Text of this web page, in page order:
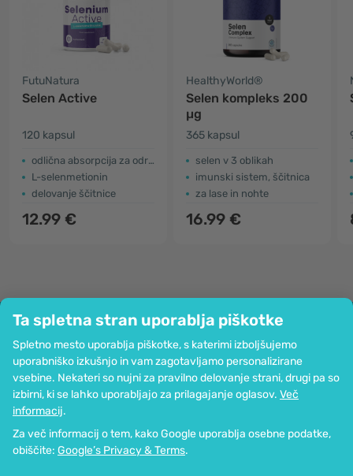
Ta spletna stran uporablja piškotke
Spletno mesto uporablja piškotke, s katerimi izboljšujemo
uporabniško izkušnjo in vam zagotavljamo personalizirane
vsebine. Nekateri so nujni za pravilno delovanje strani, drugi pa so
izbirni, ki se lahko uporabljajo za prilagajanje oglasov. Več
informacij.
Za več informacij o tem, kako Google uporablja osebne podatke,
obiščite: Google’s Privacy & Terms.
FutuNatura
Selen Active
120 kapsul
odlična absorpcija za odrasle
L-selenmetionin
delovanje ščitnice
12.99 €
HealthyWorld®
Selen kompleks 200
µg
365 kapsul
selen v 3 oblikah
imunski sistem, ščitnica
za lase in nohte
16.99 €
Podjetje
Informacije
Pridružite se nam
Pomoč in naročila
Možnost kartičnega plačevanja. Zagotovljena zaščita osebnih podatkov
preko SSL-kodiranja.